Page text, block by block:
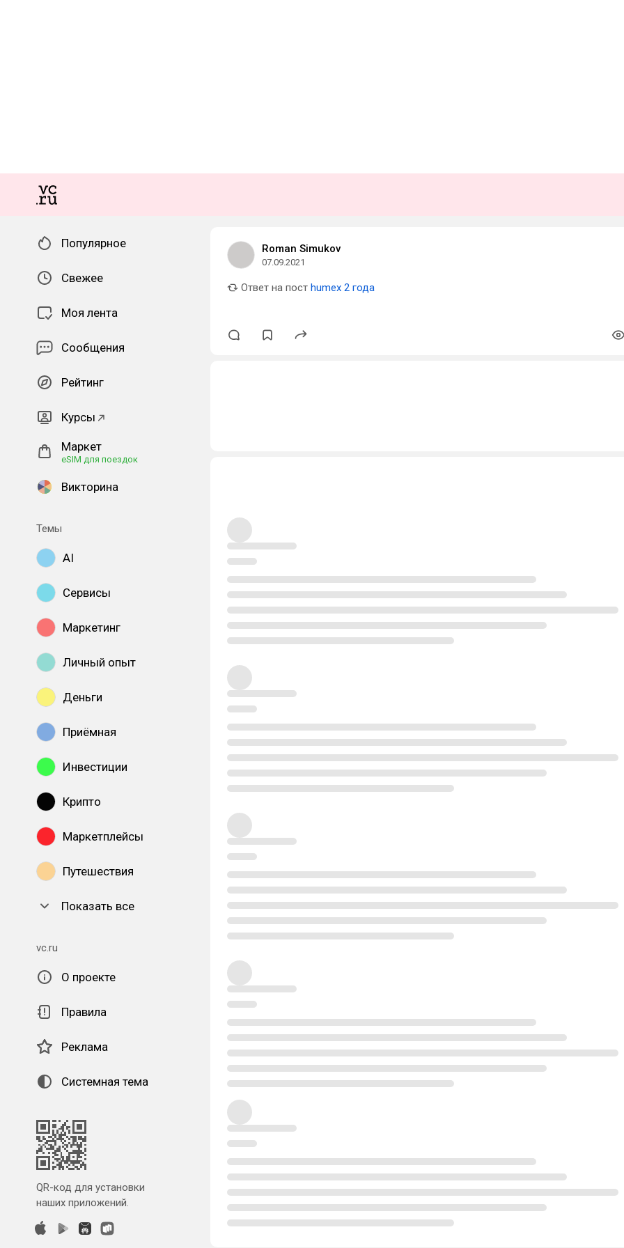
Популярное
Свежее
Моя лента
Сообщения
Рейтинг
Курсы
Маркет
eSIM для поездок
Викторина
Темы
AI
Сервисы
Маркетинг
Личный опыт
Деньги
Приёмная
Инвестиции
Крипто
Маркетплейсы
Путешествия
Показать все
vc.ru
О проекте
Правила
Реклама
Системная тема
QR-код для установки
наших приложений.
Roman Simukov
07.09.2021
Ответ на пост humex 2 года